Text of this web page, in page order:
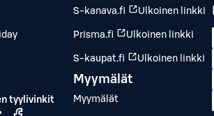
tyylivinkit
S-kanava.fi Ulkoinen linkki
Prisma.fi Ulkoinen linkki
S-kaupat.fi Ulkoinen linkki
Myymälät
Myymälät